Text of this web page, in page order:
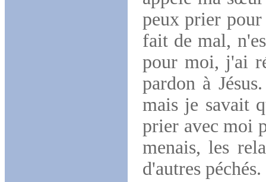
peux prier pour
fait de mal,
pour moi, j'ai
pardon à
mais je savait
prier avec moi
menais, les
d'autres péchés.